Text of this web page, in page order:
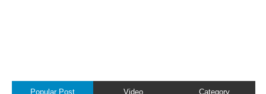
Popular Post Video Category